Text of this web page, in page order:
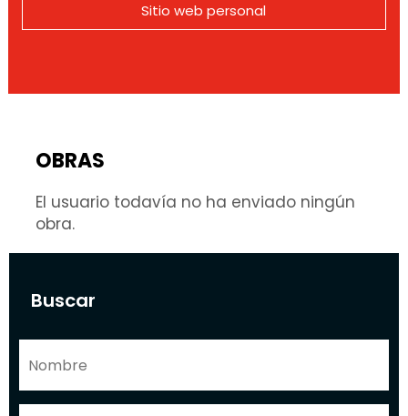
Buscar
Sitio web personal
OBRAS
El usuario todavía no ha enviado ningún
obra.